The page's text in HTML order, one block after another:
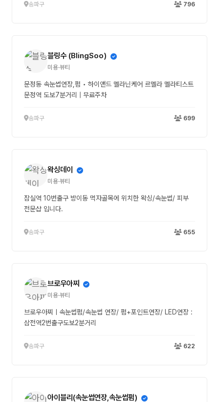
송파구 796
블링수 (BlingSoo)
미용·뷰티
문정동 속눈썹연장,펌 • 하이앤드 멜라닌케어 르멜라 멜라티스트
문정역 도보7분거리 | 무료주차
송파구 699
왁싱데이
미용·뷰티
잠실역 10번출구 방이동 먹자골목에 위치한 왁싱/속눈썹/ 피부
전문샵 입니다.
송파구 655
브로우아찌
미용·뷰티
브로우아찌ㅣ속눈썹펌/속눈썹 연장/ 펌+포인트연장/ LED연장 :
삼전역2번출구도보2분거리
송파구 622
아이블리(속눈썹연장,속눈썹펌)